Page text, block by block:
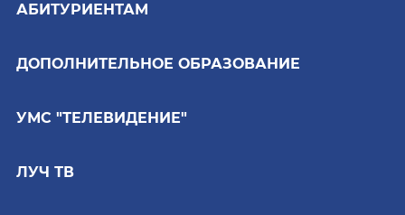
АБИТУРИЕНТАМ
ДОПОЛНИТЕЛЬНОЕ ОБРАЗОВАНИЕ
УМС "ТЕЛЕВИДЕНИЕ"
ЛУЧ ТВ